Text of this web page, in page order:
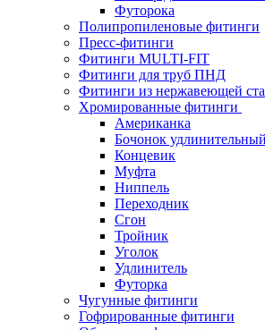
Футорока
Полипропиленовые фитинги
Пресс-фитинги
Фитинги MULTI-FIT
Фитинги для труб ПНД
Фитинги из нержавеющей
Хромированные фитинги
Американка
Бочонок удлинительный
Концевик
Муфта
Ниппель
Переходник
Сгон
Тройник
Уголок
Удлинитель
Футорка
Чугунные фитинги
Гофрированные фитинги